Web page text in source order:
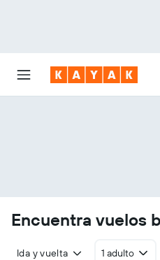
Encuentra vuelos
Ida y vuelta 1 adulto